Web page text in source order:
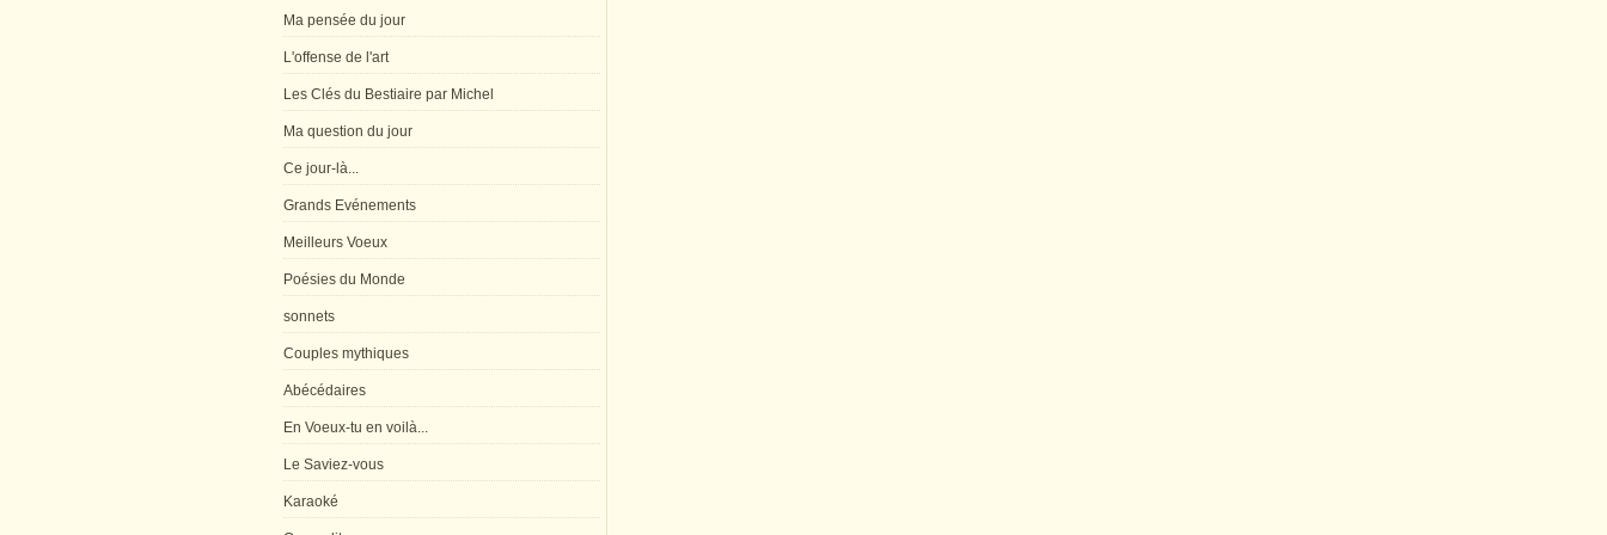
Ma pensée du jour
L'offense de l'art
Les Clés du Bestiaire par Michel
Ma question du jour
Ce jour-là...
Grands Evénements
Meilleurs Voeux
Poésies du Monde
sonnets
Couples mythiques
Abécédaires
En Voeux-tu en voilà...
Le Saviez-vous
Karaoké